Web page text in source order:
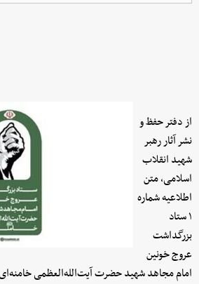
از دفتر حفظ و
نشر آثار رهبر
شهید انقلاب
اسلامی، متن
اطلاعیه شماره
۱ ستاد
بزرگداشت
عروج خونین
امام مجاهد شهید حضرت آیت‌الله‌العظمی